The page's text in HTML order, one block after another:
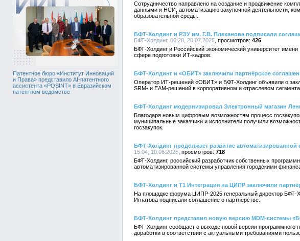
Патентное бюро «Институт Инноваций
и Права» представило AI-патентного
ассистента «POSINT» в Евразийском
патентном ведомстве
Сотрудничество направлено на создание и продвижение
данными и НСИ, автоматизацию закупочной деятельности,
образовательной среды.
БФТ-Холдинг и РЭУ им. Г.В. Плеханова подписали
БФТ-Холдинг, 06:28, 20.07.2025
426
БФТ-Холдинг и Российский экономический университет
сфере подготовки ИТ-кадров.
БФТ-Холдинг и «ОБИТ» заключили партнёрское
Оператор ИТ-решений «ОБИТ» и БФТ-Холдинг объявили о
SRM- и EAM-решений в корпоративном и отраслевом
БФТ-Холдинг модернизировал Электронный магазин
Благодаря новым цифровым возможностям процесс
муниципальные заказчики и исполнители получили
госзакупок.
БФТ-Холдинг продолжает развитие
15:04, 10.06.2025
718
БФТ-Холдинг, российский разработчик собственных
автоматизированной системы управления городскими
БФТ-Холдинг и Т1 Интеграция на ЦИПР заключили
На площадке форума ЦИПР-2025 генеральный директор БФТ-
Игнатова подписали соглашение о партнёрстве.
БФТ-Холдинг представил новую версию MDM-системы
БФТ-Холдинг сообщает о выходе новой версии
доработки в соответствии с актуальными требованиями